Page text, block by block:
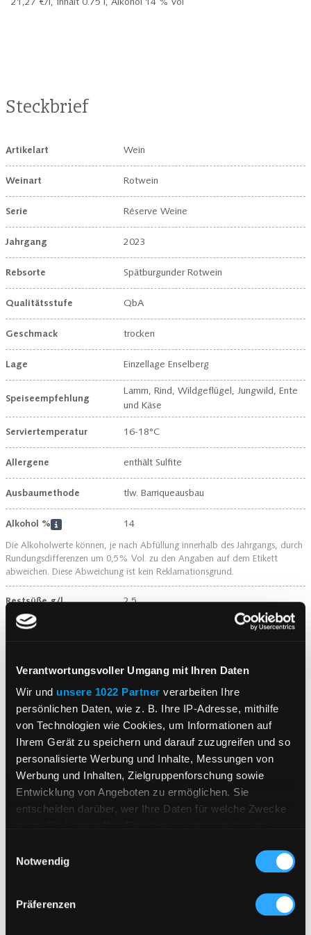
Verantwortungsvoller Umgang mit Ihren Daten
Wir und unsere 1022 Partner verarbeiten Ihre
persönlichen Daten, wie z. B. Ihre IP-Adresse, mithilfe
von Technologien wie Cookies, um Informationen auf
Ihrem Gerät zu speichern und darauf zuzugreifen und so
personalisierte Werbung und Inhalte, Messungen von
Werbung und Inhalten, Zielgruppenforschung sowie
Entwicklung von Angeboten zu ermöglichen. Sie
entscheiden darüber, wer Ihre Daten für welche Zwecke
Trigger Symbol ändern oder widerrufen
Informationen über Ihre geografische Lage
Notwendig
Präferenzen
21,27 €/l, Inhalt 0.75 l, Alkohol 14 % vol
Steckbrief
Artikelart Wein
Weinart Rotwein
Serie Réserve Weine
Jahrgang 2023
Rebsorte Spätburgunder Rotwein
Qualitätsstufe QbA
Geschmack trocken
Lage Einzellage Enselberg
Speiseempfehlung
Lamm, Rind, Wildgeflügel, Jungwild, Ente
und Käse
Serviertemperatur 16-18°C
Allergene enthält Sulfite
Ausbaumethode tlw. Barriqueausbau
Alkohol % 14
Die Alkoholwerte können, je nach Abfüllung innerhalb des Jahrgangs, durch
Rundungsdifferenzen um 0,5% Vol. zu den Angaben auf dem Etikett
abweichen. Diese Abweichung ist kein Reklamationsgrund.
Restsüße g/l 2.5
Säure g/l
Gebinde in Liter 0.75
Anbaugebiete Baden g.U.
Ursprungsland Deutsches Erzeugnis
Kurzer Überblick
Inhalt